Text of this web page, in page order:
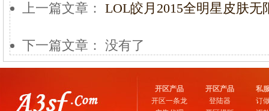
上一篇文章： LOL皎月2015全明星皮肤
下一篇文章： 没有了
开区产品
开区一条龙
开区产品
登陆器
私
订